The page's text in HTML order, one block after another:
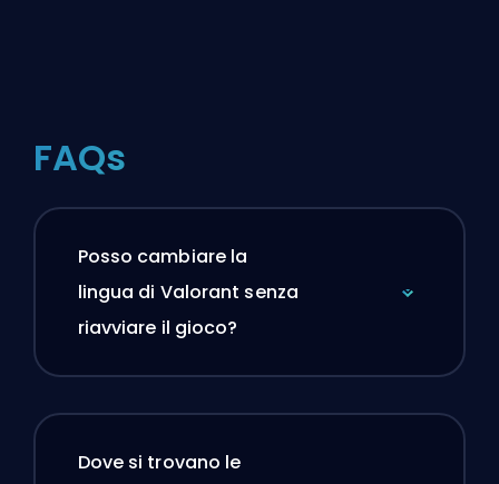
FAQs
Posso cambiare la
lingua di Valorant senza
riavviare il gioco?
Dove si trovano le